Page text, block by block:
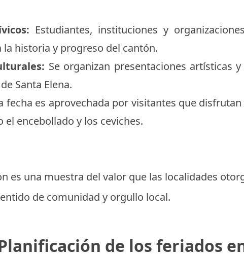
Estudiantes, instituciones y
la historia y progreso del cantón.
Se organizan presentaciones artísticas
Santa Elena.
fecha es aprovechada por visitantes que
el encebollado y los ceviches.
es una muestra del valor que las localidades
de comunidad y orgullo local.
de los feriados